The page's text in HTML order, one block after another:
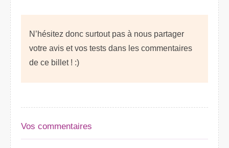
N’hésitez donc surtout pas à nous partager
votre avis et vos tests dans les commentaires
de ce billet ! :)
Vos commentaires